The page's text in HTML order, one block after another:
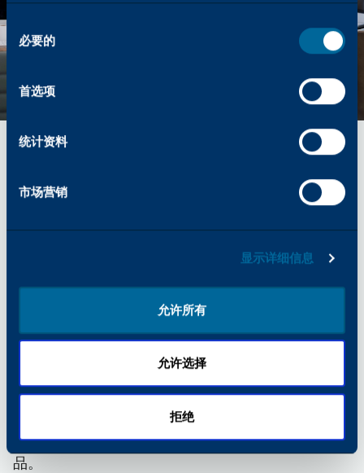
同
意
必要的
首选项
统计资料
市场营销
显示详细信息
允许所有
允许选择
拒绝
我们的支持视频
访问卡顿的 YouTube 频道，了解技术视频、教程和
产品见解。从研发到卓越色彩，我们的视频提供了有
用的资源来回答您的问题。如需完整的指南、演示和
浏览我们的视频库
查找更多支持您业务的方法
搜索其他解决方案
探索更多资源，提升您的卡顿体验。从我们的在线目
录导览到采购说明和常见问题，这些链接提供了额外
的支持，帮助您做出明智的决定，轻松浏览我们的产
品。